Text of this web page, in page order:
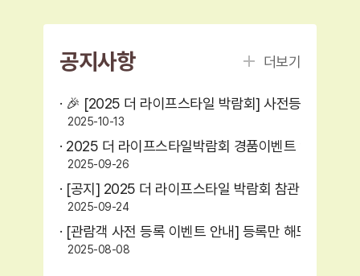
공지사항 더보기
· 🎉 [2025 더 라이프스타일 박람회] 사전등록 이벤트
2025-10-13
· 2025 더 라이프스타일박람회 경품이벤트 안내 (선
2025-09-26
· [공지] 2025 더 라이프스타일 박람회 참관 사전등록
2025-09-24
· [관람객 사전 등록 이벤트 안내] 등록만 해도 선물이
2025-08-08